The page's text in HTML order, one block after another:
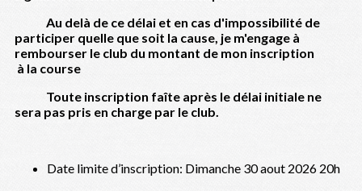
Au delà de ce délai et en cas d'impossibilité de
participer quelle que soit la cause, je m'engage à
rembourser le club du montant de mon inscription
à la course
Toute inscription faîte après le délai initiale ne
sera pas pris en charge par le club.
Date limite d’inscription: Dimanche 30 aout 2026 20h